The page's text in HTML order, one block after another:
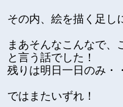
その内、絵を描く足し
まあそんなこんなで、
と言う話でした！
残りは明日一日のみ・
ではまたいずれ！